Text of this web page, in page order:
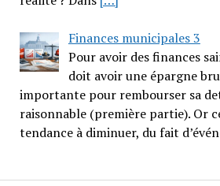
Finances municipales 3
Pour avoir des finances
doit avoir une épargne
importante pour rembourser sa
raisonnable (première partie). Or
tendance à diminuer, du fait